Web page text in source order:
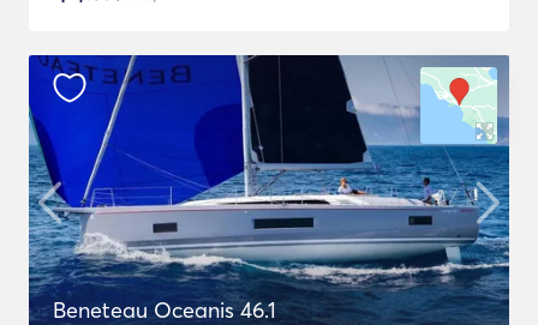
Beneteau Oceanis 46.1